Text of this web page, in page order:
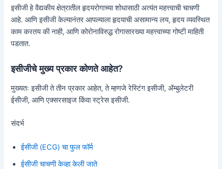
इसीजी हे वैद्यकीय क्षेत्रातील हृदयरोगाच्या शोधासाठी अत्यंत महत्त्वाची चाचणी
आहे. आणि इसीजी केल्यानंतर आपल्याला हृदयाची असामान्य लय, हृदय व्यवस्थित
काम करतय की नाही, आणि कोरोनाविरुद्ध रोगासारख्या महत्त्वाच्या गोष्टी माहिती
पडतात.
इसीजीचे मुख्य प्रकार कोणते आहेत?
मुख्यतः इसीजी ते तीन प्रकार आहेत, ते म्हणजे रेस्टिंग इसीजी, ॲम्बुलेटरी
ईसीजी, आणि एक्सरसाइज किंवा स्ट्रेस इसीजी.
संदर्भ
ईसीजी (ECG) चा फुल फॉर्म
ईसीजी चाचणी केव्हा केली जाते